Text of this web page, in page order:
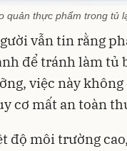
quản thực phẩm trong tủ
vẫn tin rằng
để tránh làm tủ
việc này
cơ mất an toàn
độ môi trường